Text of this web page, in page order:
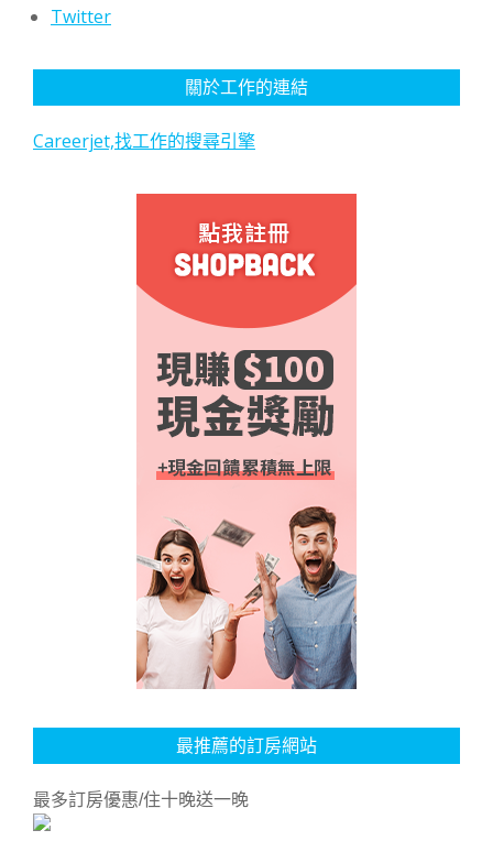
Twitter
關於工作的連結
Careerjet,找工作的搜尋引擎
最推薦的訂房網站
最多訂房優惠/住十晚送一晚